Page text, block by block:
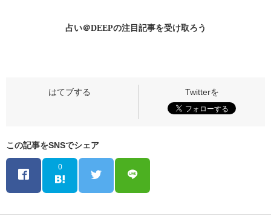
占い＠DEEPの注目記事を受け取ろう
この記事をSNSでシェア
0